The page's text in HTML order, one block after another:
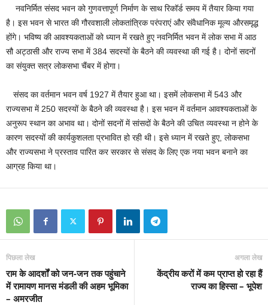
नवनिर्मित संसद भवन को गुणवत्तापूर्ण निर्माण के साथ रिकॉर्ड समय में तैयार किया गया
है। इस भवन से भारत की गौरवशाली लोकतांत्रिक परंपराएं और संवैधानिक मूल्य औरसमृद्ध
होंगे। भविष्य की आवश्यकताओं को ध्यान में रखते हुए नवनिर्मित भवन में लोक सभा में आठ
सौ अट्ठासी और राज्य सभा में 384 सदस्यों के बैठने की व्यवस्था की गई है। दोनों सदनों
का संयुक्त सत्र लोकसभा चैंबर में होगा।
संसद का वर्तमान भवन वर्ष 1927 में तैयार हुआ था। इसमें लोकसभा में 543 और
राज्यसभा में 250 सदस्यों के बैठने की व्यवस्था है। इस भवन में वर्तमान आवश्यकताओं के
अनुरूप स्थान का अभाव था। दोनों सदनों में सांसदों के बैठने की उचित व्यवस्था न होने के
कारण सदस्यों की कार्यकुशलता प्रभावित हो रही थी। इसे ध्यान में रखते हुए, लोकसभा
और राज्यसभा ने प्रस्ताव पारित कर सरकार से संसद के लिए एक नया भवन बनाने का
आग्रह किया था।
पिछला लेख
राम के आदर्शों को जन-जन तक पहुंचाने
में रामायण मानस मंडली की अहम भूमिका
– अमरजीत
अगला लेख
केंद्रीय करों में कम प्राप्त हो रहा हैं
राज्य का हिस्सा – भूपेश